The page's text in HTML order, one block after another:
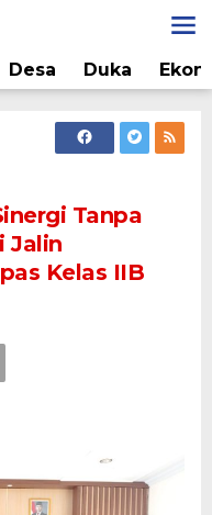
Desa Duka
Tanpa
Jalin
Kelas IIB